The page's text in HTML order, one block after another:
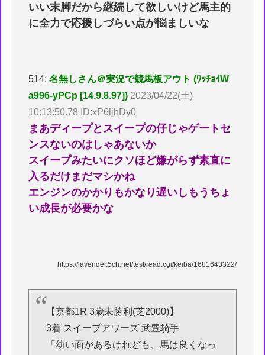
いい末脚だから継続して欲しいけど馬主的
に全力で応援しづらい点が悩ましいな
514:名無しさん＠実況で競馬板アウト (ﾜｯﾁｮｲW
a996-yPCp [14.9.8.97]) 2023/04/22(土)
10:13:50.78 ID:xP6ljhDy0
まあディープとスイープの仔じゃゲートセ
ンスないのはしゃあないか
スイープみたいにクソほど嫌がらず素直に
入るだけまだマシかね
エンジンのかかりもかなり遅いしもうちょ
い成長が必要かな
https://lavender.5ch.net/test/read.cgi/keiba/1681643322/
【京都1R 3歳未勝利(芝2000)】
3着 スイープアワーズ 武豊騎手
「幼い面があるけれども、馬は良くなっ